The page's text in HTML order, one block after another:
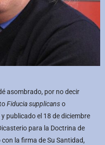
asombrado, por no decir
Fiducia supplicanso
publicado el 18 de diciembre
para la Doctrina de
con la firma de Su Santidad,